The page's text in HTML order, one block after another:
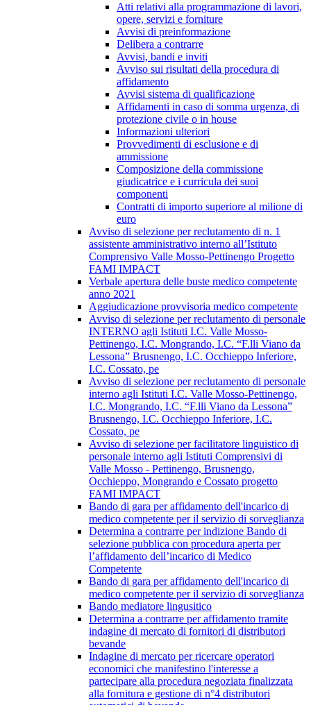
Atti relativi alla programmazione di lavori,
opere, servizi e forniture
Avvisi di preinformazione
Delibera a contrarre
Avvisi, bandi e inviti
Avviso sui risultati della procedura di
affidamento
Avvisi sistema di qualificazione
Affidamenti in caso di somma urgenza, di
protezione civile o in house
Informazioni ulteriori
Provvedimenti di esclusione e di
ammissione
Composizione della commissione
giudicatrice e i curricula dei suoi
componenti
Contratti di importo superiore al milione di
euro
Avviso di selezione per reclutamento di n. 1
assistente amministrativo interno all’Istituto
Comprensivo Valle Mosso-Pettinengo Progetto
FAMI IMPACT
Verbale apertura delle buste medico competente
anno 2021
Aggiudicazione provvisoria medico competente
Avviso di selezione per reclutamento di personale
INTERNO agli Istituti I.C. Valle Mosso-
Pettinengo, I.C. Mongrando, I.C. “F.lli Viano da
Lessona” Brusnengo, I.C. Occhieppo Inferiore,
I.C. Cossato, pe
Avviso di selezione per reclutamento di personale
interno agli Istituti I.C. Valle Mosso-Pettinengo,
I.C. Mongrando, I.C. “F.lli Viano da Lessona”
Brusnengo, I.C. Occhieppo Inferiore, I.C.
Cossato, pe
Avviso di selezione per facilitatore linguistico di
personale interno agli Istituti Comprensivi di
Valle Mosso - Pettinengo, Brusnengo,
Occhieppo, Mongrando e Cossato progetto
FAMI IMPACT
Bando di gara per affidamento dell'incarico di
medico competente per il servizio di sorveglianza
Determina a contrarre per indizione Bando di
selezione pubblica con procedura aperta per
l’affidamento dell’incarico di Medico
Competente
Bando di gara per affidamento dell'incarico di
medico competente per il servizio di sorveglianza
Bando mediatore lingusitico
Determina a contrarre per affidamento tramite
indagine di mercato di fornitori di distributori
bevande
Indagine di mercato per ricercare operatori
economici che manifestino l'interesse a
partecipare alla procedura negoziata finalizzata
alla fornitura e gestione di n°4 distributori